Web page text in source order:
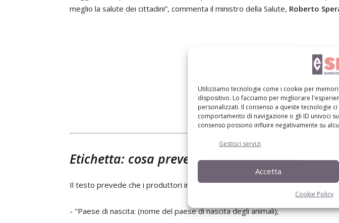
Utilizziamo tecnologie come i cookie per
dispositivo. Lo facciamo per migliorare
personalizzati. Il consenso a queste tecnologie
comportamento di navigazione o gli ID univoci
consenso possono influire negativamente su
Gestisci servizi
Accetta
Cookie Policy
meglio la salute dei cittadini”, commenta il ministro della Salute, Roberto
Etichetta: cosa prevede il decreto
Il testo prevede che i produttori indichino in maniera leggibile sulle etichette
- "Paese di nascita: (nome del paese di nascita degli animali);